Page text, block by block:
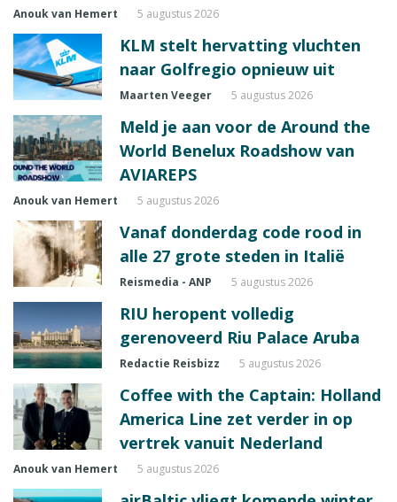
Anouk van Hemert 5 augustus 2026
KLM stelt hervatting vluchten
naar Golfregio opnieuw uit
Maarten Veeger 5 augustus 2026
Meld je aan voor de Around the
World Benelux Roadshow van
AVIAREPS
Anouk van Hemert 5 augustus 2026
Vanaf donderdag code rood in
alle 27 grote steden in Italië
Reismedia - ANP 5 augustus 2026
RIU heropent volledig
gerenoveerd Riu Palace Aruba
Redactie Reisbizz 5 augustus 2026
Coffee with the Captain: Holland
America Line zet verder in op
vertrek vanuit Nederland
Anouk van Hemert 5 augustus 2026